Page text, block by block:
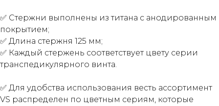
✅ Стержни выполнены из титана с анодированным
покрытием;
✅ Длина стержня 125 мм;
✅ Каждый стержень соответствует цвету серии
транспедикулярного винта.
✅ Для удобства использования весть ассортимент
VS распределен по цветным сериям, которые